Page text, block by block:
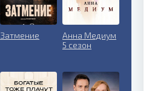
Затмение
Анна Медиум
5 сезон